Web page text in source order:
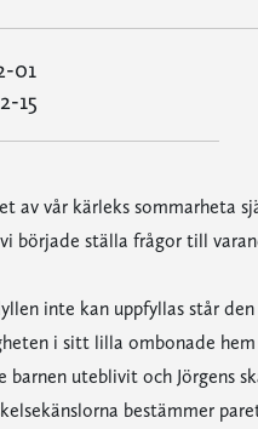
01
15
av vår kärleks sommarheta
började ställa frågor till
inte kan uppfyllas står
i sitt lilla ombonade
barnen uteblivit och
bestämmer